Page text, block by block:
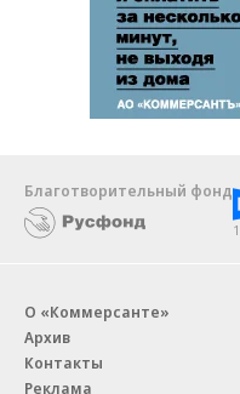
Благотворительный фонд
О «Коммерсанте»
Архив
Контакты
Реклама